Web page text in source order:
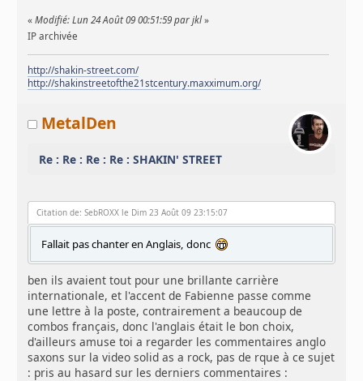
«Modifié: Lun 24 Août 09 00:51:59 par jkl»
IP archivée
http://shakin-street.com/
http://shakinstreetofthe21stcentury.maxximum.org/
MetalDen
Re : Re : Re : Re : SHAKIN' STREET
Citation de: SebROXX le Dim 23 Août 09 23:15:07
Fallait pas chanter en Anglais, donc
ben ils avaient tout pour une brillante carrière
internationale, et l'accent de Fabienne passe comme
une lettre à la poste, contrairement a beaucoup de
combos français, donc l'anglais était le bon choix,
d'ailleurs amuse toi a regarder les commentaires anglo
saxons sur la video solid as a rock, pas de rque à ce sujet
: pris au hasard sur les derniers commentaires :